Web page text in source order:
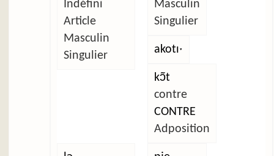
Indéfini
Article
Masculin
Singulier
Masculin
Singulier
akotɪˑ
kɔ̃t
contre
CONTRE
Adposition